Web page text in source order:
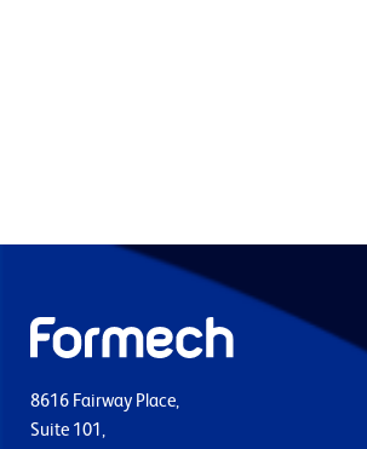
8616 Fairway Place,
Suite 101,